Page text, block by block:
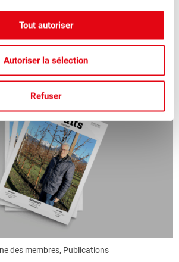
Tout autoriser
Autoriser la sélection
Refuser
de « Fruits suisses », nous abordons
« innovations numériques ».
des membres, Publications